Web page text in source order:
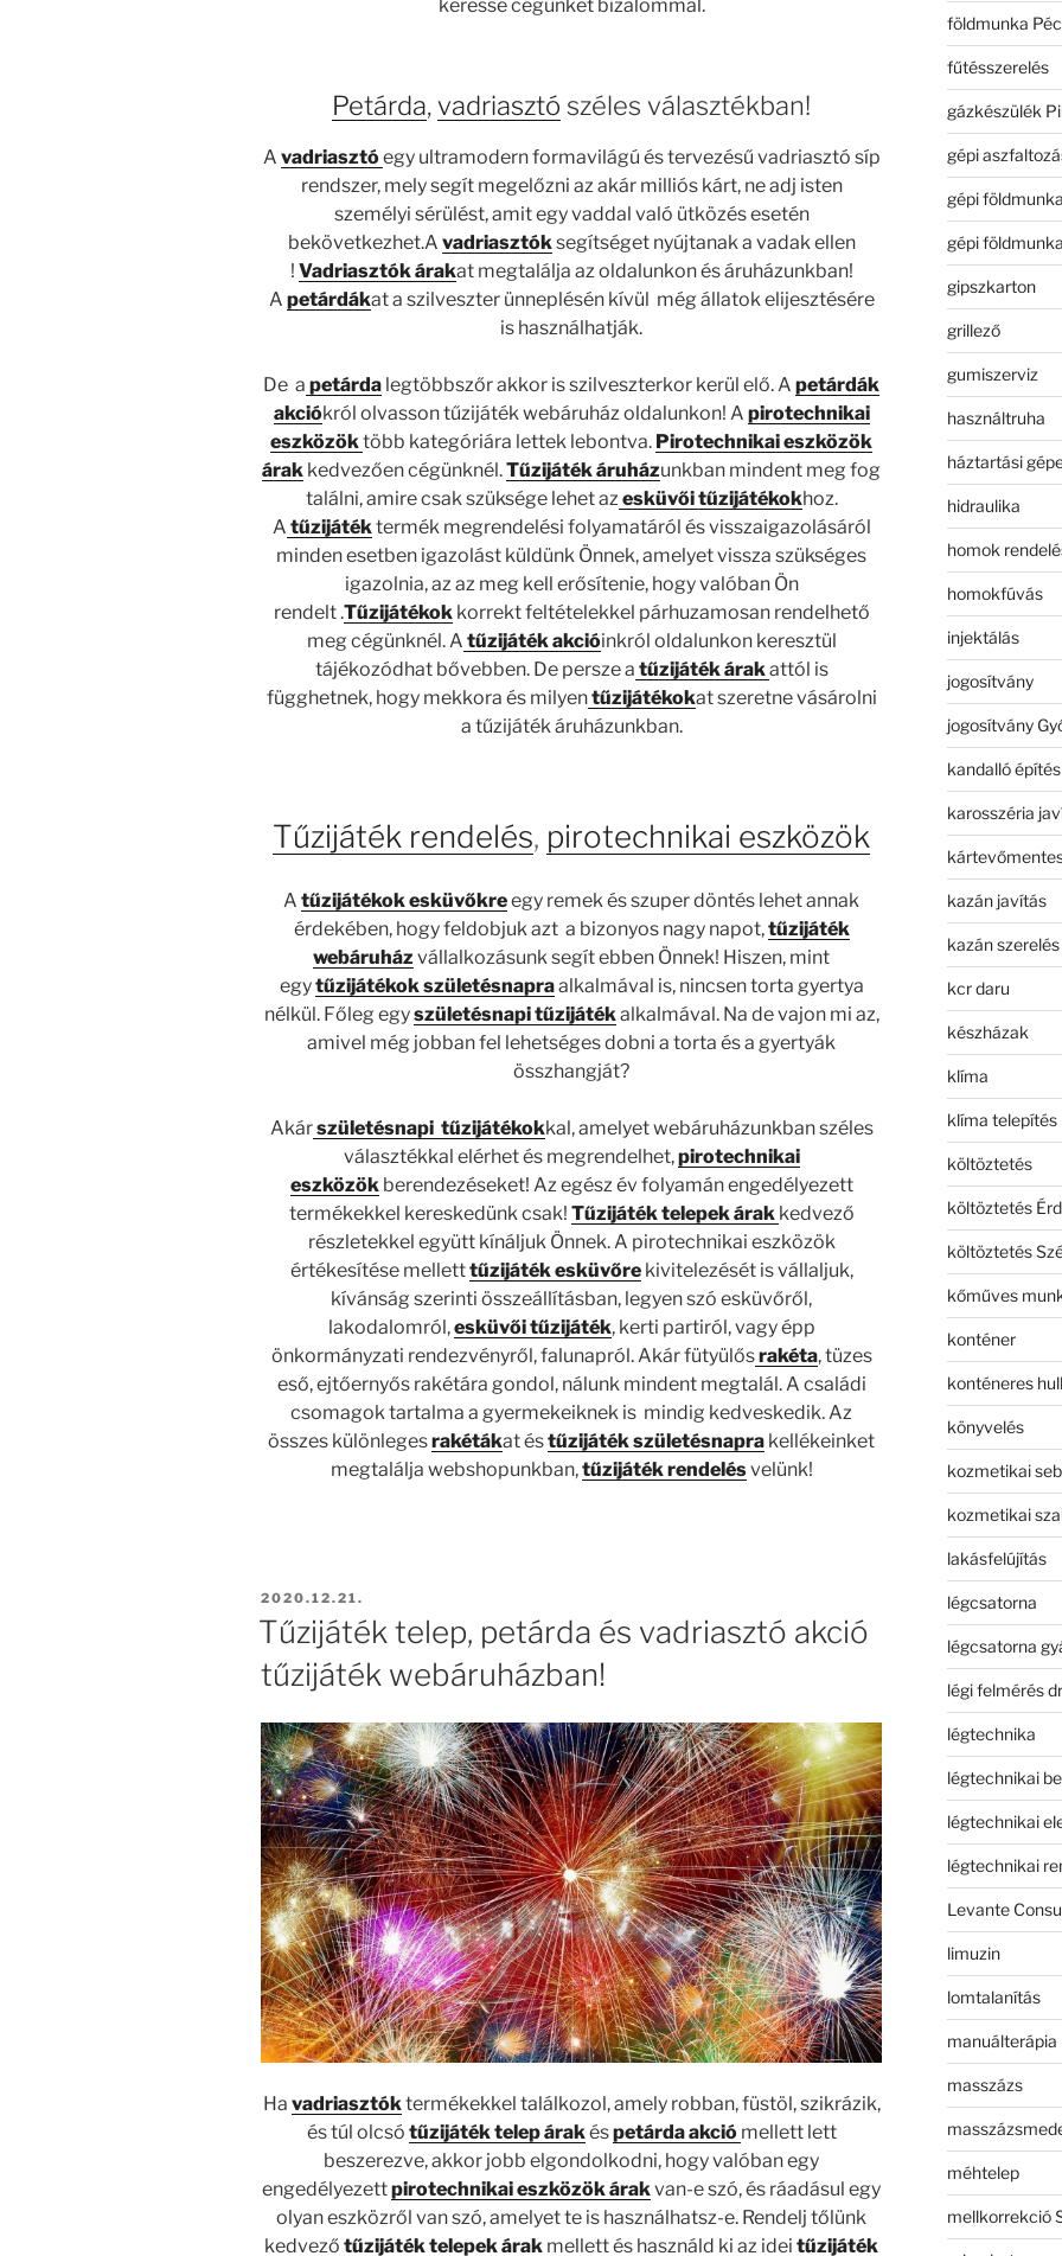
keresse cégünket bizalommal.
Petárda,vadriasztó széles választékban!
A vadriasztóegy ultramodern formavilágú és tervezésű vadriasztó síp
rendszer, mely segít megelőzni az akár milliós kárt, ne adj isten
személyi sérülést, amit egy vaddal való ütközés esetén
bekövetkezhet.A vadriasztók segítséget nyújtanak a vadak ellen
! Vadriasztók árakat megtalálja az oldalunkon és áruházunkban!
A petárdákat a szilveszter ünneplésén kívül még állatok elijesztésére
is használhatják.
De a petárda legtöbbszőr akkor is szilveszterkor kerül elő. Apetárdák
akciókról olvasson tűzijáték webáruház oldalunkon! A pirotechnikai
eszközök több kategóriára lettek lebontva. Pirotechnikai eszközök
árak kedvezően cégünknél.Tűzijáték áruházunkban mindent meg fog
találni, amire csak szüksége lehet az esküvői tűzijátékokhoz.
A tűzijáték termék megrendelési folyamatáról és visszaigazolásáról
minden esetben igazolást küldünk Önnek, amelyet vissza szükséges
igazolnia, az az meg kell erősítenie, hogy valóban Ön
rendelt .Tűzijátékok korrekt feltételekkel párhuzamosan rendelhető
meg cégünknél. A tűzijáték akcióinkról oldalunkon keresztül
tájékozódhat bővebben. De persze a tűzijáték árak attól is
függhetnek, hogy mekkora és milyentűzijátékokat szeretne vásárolni
a tűzijáték áruházunkban.
Tűzijáték rendelés, pirotechnikai eszközök
Atűzijátékok esküvőkreegy remek és szuper döntés lehet annak
érdekében, hogy feldobjuk azt a bizonyos nagy napot,tűzijáték
webáruház vállalkozásunk segít ebben Önnek! Hiszen, mint
egytűzijátékok születésnapraalkalmával is, nincsen torta gyertya
nélkül. Főleg egyszületésnapi tűzijáték alkalmával. Na de vajon mi az,
amivel még jobban fel lehetséges dobni a torta és a gyertyák
összhangját?
Akárszületésnapi tűzijátékokkal, amelyet webáruházunkban széles
választékkal elérhet és megrendelhet,pirotechnikai
eszközök berendezéseket! Az egész év folyamán engedélyezett
termékekkel kereskedünk csak! Tűzijáték telepek árak kedvező
részletekkel együtt kínáljuk Önnek. A pirotechnikai eszközök
értékesítése melletttűzijáték esküvőrekivitelezését is vállaljuk,
kívánság szerinti összeállításban, legyen szó esküvőről,
lakodalomról,esküvői tűzijáték, kerti partiról, vagy épp
önkormányzati rendezvényről, falunapról. Akár fütyülősrakéta, tüzes
eső, ejtőernyős rakétára gondol, nálunk mindent megtalál. A családi
csomagok tartalma a gyermekeiknek is mindig kedveskedik. Az
összes különlegesrakétákat éstűzijáték születésnapra kellékeinket
megtalálja webshopunkban,tűzijáték rendelésvelünk!
BEKÜLDVE:
2020.12.21.
Tűzijáték telep, petárda és vadriasztó akció
tűzijáték webáruházban!
Ha vadriasztóktermékekkel találkozol, amely robban, füstöl, szikrázik,
és túl olcsó tűzijáték telep árakéspetárda akció mellett lett
beszerezve, akkor jobb elgondolkodni, hogy valóban egy
engedélyezettpirotechnikai eszközök árakvan-e szó, és ráadásul egy
olyan eszközről van szó, amelyet te is használhatsz-e. Rendelj tőlünk
kedvezőtűzijáték telepek árak mellett és használd ki az ideitűzijáték
földmunka
fűtésszerelés
gázkészülék
gépi
gépi földmunka
gépi
gipszkarton
grillező
gumiszerviz
használtruha
háztartási
hidraulika
homok
homokfúvás
injektálás
jogosítvány
jogosítvány
kandalló építés
karosszéria
kazán javítás
kazán szerelés
kcr daru
készházak
klíma
klíma telepítés
költöztetés
költöztetés Érd
költöztetés
kőműves
konténer
konténeres
könyvelés
kozmetikai
kozmetikai
lakásfelújítás
légcsatorna
légcsatorna
légi felmérés
légtechnika
légtechnikai
légtechnikai
légtechnikai
Levante
limuzin
lomtalanítás
manuálterápia
masszázs
méhtelep
mellkorrekció